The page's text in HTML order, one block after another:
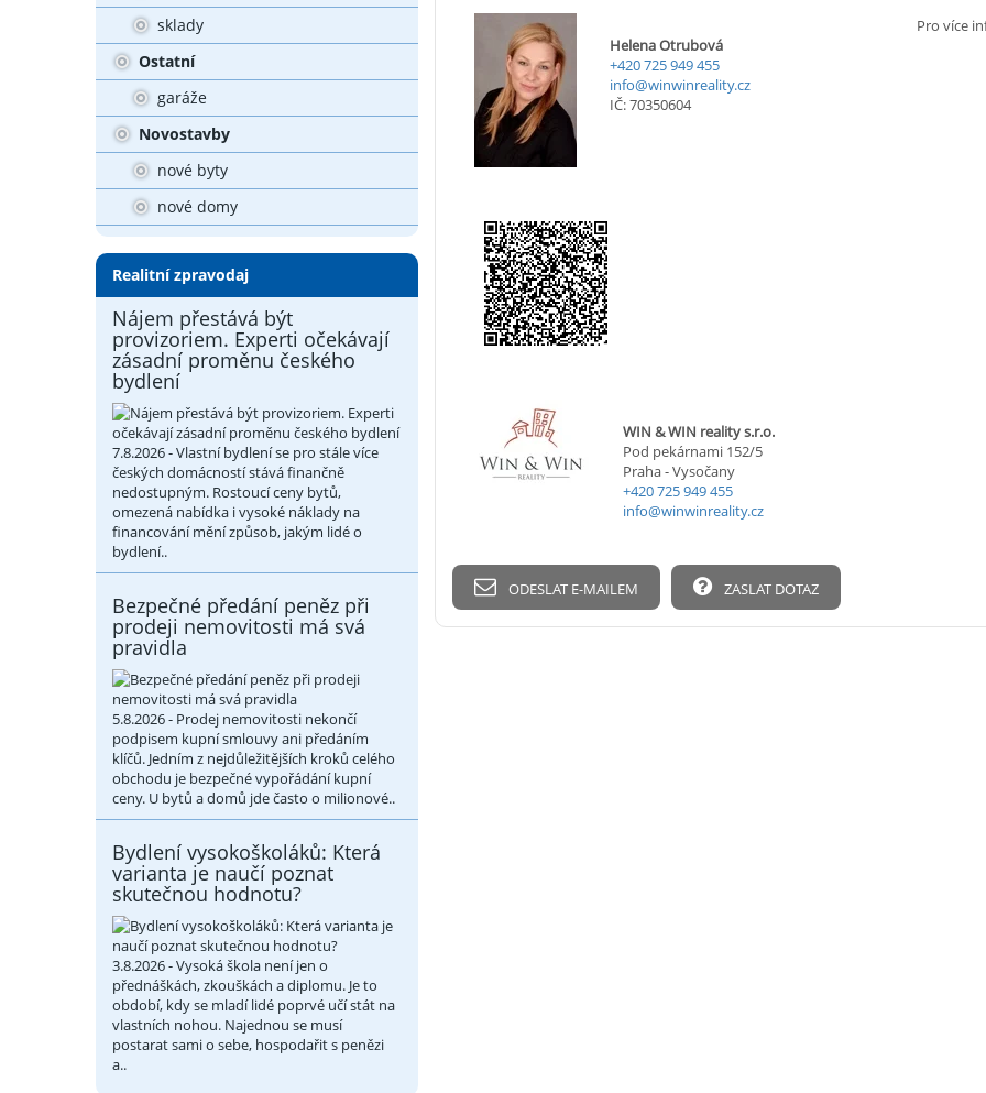
sklady
Ostatní
garáže
Novostavby
nové byty
nové domy
Realitní zpravodaj
Nájem přestává být
provizoriem. Experti očekávají
zásadní proměnu českého
bydlení
7.8.2026 - Vlastní bydlení se pro stále více
českých domácností stává finančně
nedostupným. Rostoucí ceny bytů,
omezená nabídka i vysoké náklady na
financování mění způsob, jakým lidé o
bydlení..
Bezpečné předání peněz při
prodeji nemovitosti má svá
pravidla
5.8.2026 - Prodej nemovitosti nekončí
podpisem kupní smlouvy ani předáním
klíčů. Jedním z nejdůležitějších kroků celého
obchodu je bezpečné vypořádání kupní
ceny. U bytů a domů jde často o milionové..
Bydlení vysokoškoláků: Která
varianta je naučí poznat
skutečnou hodnotu?
3.8.2026 - Vysoká škola není jen o
přednáškách, zkouškách a diplomu. Je to
období, kdy se mladí lidé poprvé učí stát na
vlastních nohou. Najednou se musí
postarat sami o sebe, hospodařit s penězi
a..
Helena Otrubová
+420 725 949 455
info@winwinreality.cz
IČ: 70350604
WIN & WIN reality s.r.o.
Pod pekárnami 152/5
Praha - Vysočany
+420 725 949 455
info@winwinreality.cz
Pro více
ODESLAT E-MAILEM ZASLAT DOTAZ